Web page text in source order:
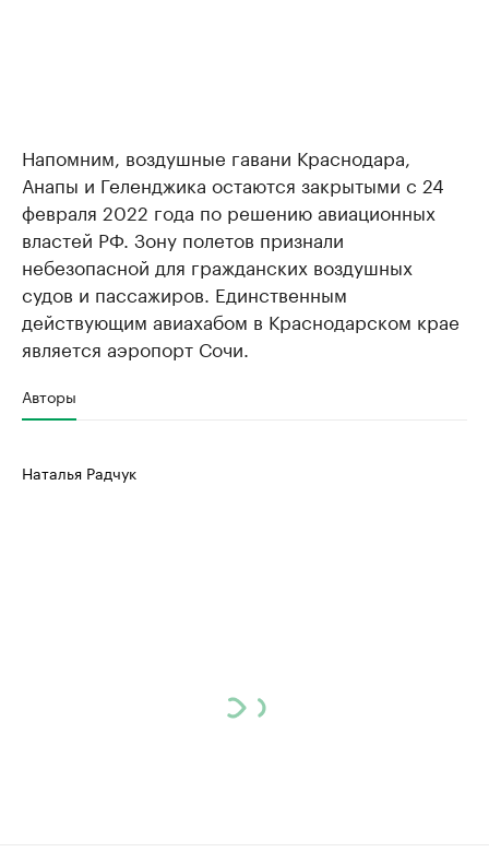
Напомним, воздушные гавани Краснодара,
Анапы и Геленджика остаются закрытыми с 24
февраля 2022 года по решению авиационных
властей РФ. Зону полетов признали
небезопасной для гражданских воздушных
судов и пассажиров. Единственным
действующим авиахабом в Краснодарском крае
является аэропорт Сочи.
Авторы
Наталья Радчук